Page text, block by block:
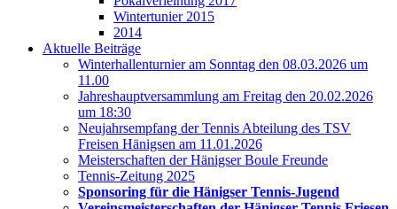
Wintertunier 2015
2014
Aktuelle Beiträge
Winterhallenturnier am Sonntag den 08.03.2026 um
11.00
Jahreshauptversammlung am Freitag den 20.02.2026
um 18:30
Neujahrsempfang der Tennis Abteilung des TSV
Freisen Hänigsen am 11.01.2026
Meisterschaften der Hänigser Boule Freunde
Tennis-Zeitung 2025
Sponsoring für die Hänigser Tennis-Jugend